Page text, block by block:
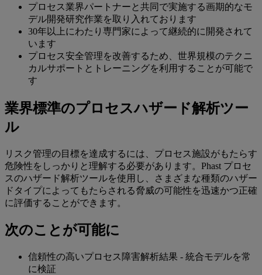
プロセス業界パートナーと共同で実施する画期的なモ
デル開発研究作業を取り入れております
30年以上にわたり専門家によって継続的に開発されて
います
プロセス安全管理を改善するため、世界規模のテクニ
カルサポートとトレーニングを利用することが可能で
す
業界標準のプロセスハザード解析ツー
ル
リスク管理の目標を達成するには、プロセス施設がもたらす
危険性をしっかりと理解する必要があります。Phast プロセ
スのハザード解析ツールを使用し、さまざまな種類のハザー
ドタイプによってもたらされる脅威の可能性を迅速かつ正確
に評価することができます。
次のことが可能に
信頼性の高いプロセス障害解析結果 - 統合モデルを常
に検証